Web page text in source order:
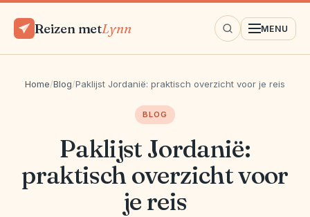
Reizen metLynn MENU
Home/Blog/Paklijst Jordanië: praktisch overzicht voor je reis
BLOG
Paklijst Jordanië:
praktisch overzicht voor
je reis